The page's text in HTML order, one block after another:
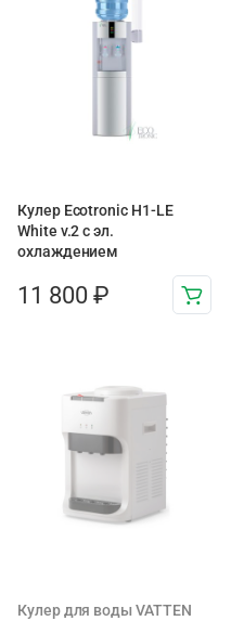
Кулер Ecotronic H1-LE
White v.2 с эл.
охлаждением
11 800 ₽
Кулер для воды VATTEN